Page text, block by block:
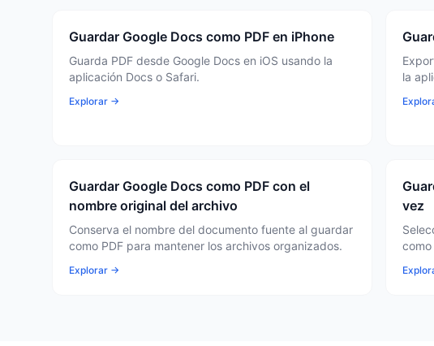
Guardar Google Docs como PDF en iPhone
Guarda PDF desde Google Docs en iOS usando la
aplicación Docs o Safari.
Explorar →
la
Guardar Google Docs como PDF con el
nombre original del archivo
Conserva el nombre del documento fuente al guardar
como PDF para mantener los archivos organizados.
Explorar →
vez
como